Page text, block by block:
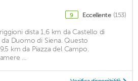
9 Eccellente (153)
dista 1,6 km da Castello di
Duomo di Siena. Questo
km da Piazza del Campo.
...